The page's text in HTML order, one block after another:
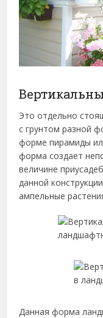
Это отдельно
с грунтом разной
форме пирамиды
форма создает
величине
данной
ампельные
Данная форма